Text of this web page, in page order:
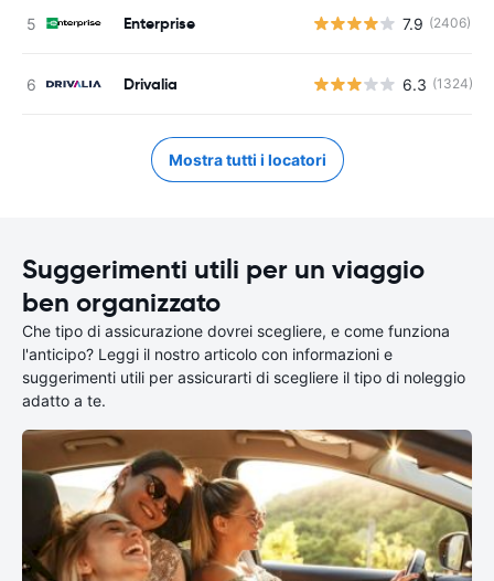
Enterprise 7.9 (2406)
Drivalia 6.3 (1324)
Mostra tutti i locatori
Suggerimenti utili per un viaggio
ben organizzato
Che tipo di assicurazione dovrei scegliere, e come funziona
l'anticipo? Leggi il nostro articolo con informazioni e
suggerimenti utili per assicurarti di scegliere il tipo di noleggio
adatto a te.